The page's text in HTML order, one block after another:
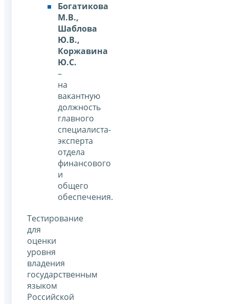
Богатикова
М.В.,
Шаблова
Ю.В.,
Коржавина
Ю.С.
–
на
вакантную
должность
главного
специалиста-
эксперта
отдела
финансового
и
общего
обеспечения.
Тестирование
для
оценки
уровня
владения
государственным
языком
Российской